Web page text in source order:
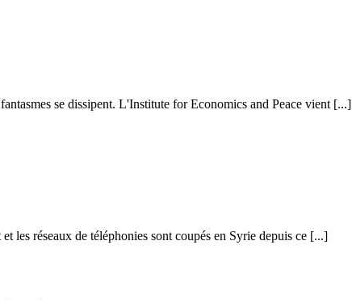
se dissipent. L'Institute for Economics and Peace vient [...]
les réseaux de téléphonies sont coupés en Syrie depuis ce [...]